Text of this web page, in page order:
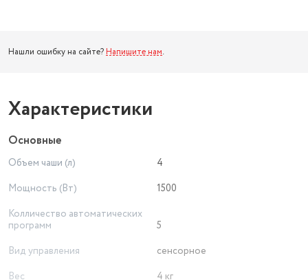
Нашли ошибку на сайте? Напишите нам.
Характеристики
Основные
Объем чаши (л)
4
Мощность (Вт)
1500
Колличество автоматических
программ
5
Вид управления
сенсорное
Вес
4 кг